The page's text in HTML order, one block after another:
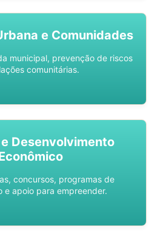
e Comunidades
municipal, prevenção de riscos
comunitárias.
Desenvolvimento
concursos, programas de
e apoio para empreender.